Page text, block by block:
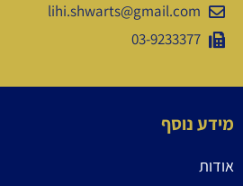
lihi.shwarts@gmail.com
03-9233377
מידע נוסף
אודות